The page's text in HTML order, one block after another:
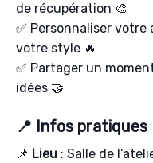
de récupération 🎨
✅ Personnaliser
votre style 🔥
✅ Partager un
idées 🤝
📍 Infos pratiques
📌 Lieu : Salle de